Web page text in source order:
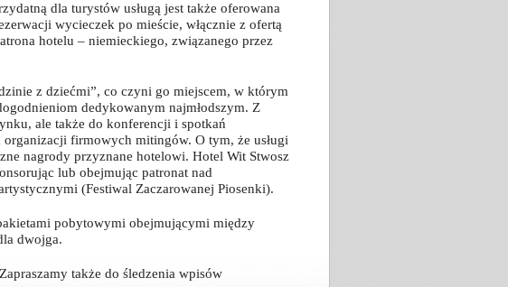
dla turystów usługą jest także oferowana
wycieczek po mieście, włącznie z ofertą
hotelu – niemieckiego, związanego przez
z dziećmi”, co czyni go miejscem, w którym
dedykowanym najmłodszym. Z
ale także do konferencji i spotkań
firmowych mitingów. O tym, że usługi
nagrody przyznane hotelowi. Hotel Wit Stwosz
lub obejmując patronat nad
(Festiwal Zaczarowanej Piosenki).
pobytowymi obejmującymi między
dwojga.
także do śledzenia wpisów